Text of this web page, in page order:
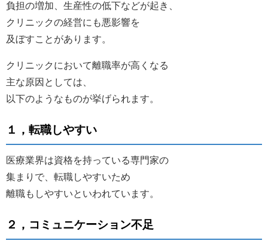
負担の増加、生産性の低下などが起き、
クリニックの経営にも悪影響を
及ぼすことがあります。
クリニックにおいて離職率が高くなる
主な原因としては、
以下のようなものが挙げられます。
１，転職しやすい
医療業界は資格を持っている専門家の
集まりで、転職しやすいため
離職もしやすいといわれています。
２，コミュニケーション不足